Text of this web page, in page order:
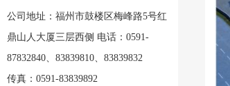
公司地址：福州市鼓楼区梅峰路5号红
鼎山人大厦三层西侧 电话：0591-
87832840、83839810、83839832
传真：0591-83839892